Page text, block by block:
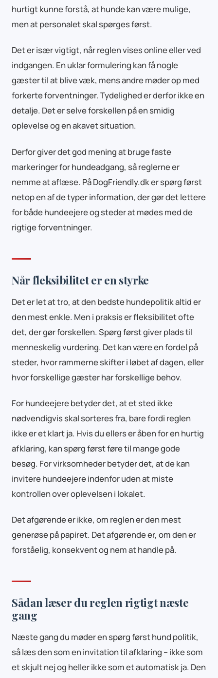
hurtigt kunne forstå, at hunde kan være mulige,
men at personalet skal spørges først.
Det er især vigtigt, når reglen vises online eller ved
indgangen. En uklar formulering kan få nogle
gæster til at blive væk, mens andre møder op med
forkerte forventninger. Tydelighed er derfor ikke en
detalje. Det er selve forskellen på en smidig
oplevelse og en akavet situation.
Derfor giver det god mening at bruge faste
markeringer for hundeadgang, så reglerne er
nemme at aflæse. På DogFriendly.dk er spørg først
netop en af de typer information, der gør det lettere
for både hundeejere og steder at mødes med de
rigtige forventninger.
Når fleksibilitet er en styrke
Det er let at tro, at den bedste hundepolitik altid er
den mest enkle. Men i praksis er fleksibilitet ofte
det, der gør forskellen. Spørg først giver plads til
menneskelig vurdering. Det kan være en fordel på
steder, hvor rammerne skifter i løbet af dagen, eller
hvor forskellige gæster har forskellige behov.
For hundeejere betyder det, at et sted ikke
nødvendigvis skal sorteres fra, bare fordi reglen
ikke er et klart ja. Hvis du ellers er åben for en hurtig
afklaring, kan spørg først føre til mange gode
besøg. For virksomheder betyder det, at de kan
invitere hundeejere indenfor uden at miste
kontrollen over oplevelsen i lokalet.
Det afgørende er ikke, om reglen er den mest
generøse på papiret. Det afgørende er, om den er
forståelig, konsekvent og nem at handle på.
Sådan læser du reglen rigtigt næste
gang
Næste gang du møder en spørg først hund politik,
så læs den som en invitation til afklaring – ikke som
et skjult nej og heller ikke som et automatisk ja. Den